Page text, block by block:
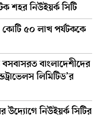
শহর নিউইয়র্ক সিটি
৫০ লাখ পর্যটককে
বসবাসরত বাংলাদেশীদের
লিমিটিড’র
উদ্যোগে নিউইয়র্ক সিটির